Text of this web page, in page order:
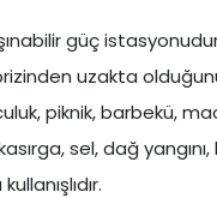
güç
uzakta
piknik, barbekü,
sel, dağ